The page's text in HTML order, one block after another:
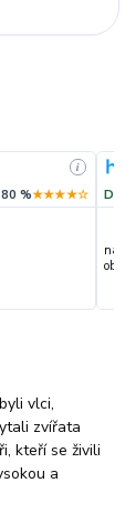
i
80 %★★★★☆
vlci,
zvířata
kteří se živili
a